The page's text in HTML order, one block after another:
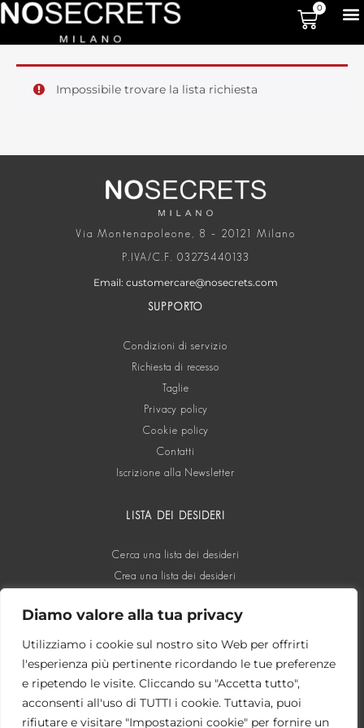
Diamo valore alla tua privacy
Utilizziamo i cookie sul nostro sito Web per offrirti
l'esperienza più pertinente ricordando le tue preferenze
e ripetendo le visite. Cliccando su "Accetta tutto",
acconsenti all'uso di TUTTI i cookie. Tuttavia, puoi
rifiutare e visitare "Impostazioni cookie" per fornire un
0
Impossibile trovare la lista richiesta
Via Montenapoleone, 8 – 20121 Milano
P.IVA/C.F. 03275440133
Email: customercare@nosecrets.com
SUPPORTO
Condizioni di servizio
Richiesta di recesso
Taglie
Privacy policy
Cookie policy
Contatti
Iscrizione alla Newsletter
LISTA DEI DESIDERI
Cerca una lista dei desideri
Crea una lista dei desideri
SOCIAL